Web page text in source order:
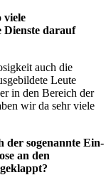
viele
Dienste darauf
auch die
Leute
in den Bereich der
wir da sehr viele
der sogenannte Ein-
an den